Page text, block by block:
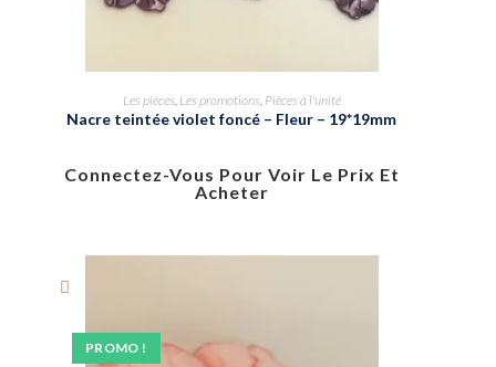
Les pièces Les promotions Pièces à l'unité
Nacre teintée violet foncé – Fleur – 19*19mm
Connectez-Vous Pour Voir Le Prix Et
Acheter
PROMO !